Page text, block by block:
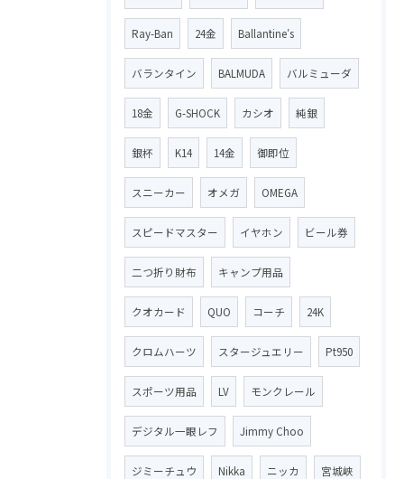
Ray-Ban 24金 Ballantine′s
バランタイン BALMUDA バルミューダ
18金 G-SHOCK カシオ 純銀
銀杯 K14 14金 御即位
スニーカー オメガ OMEGA
スピードマスター イヤホン ビール券
二つ折り財布 キャンプ用品
クオカード QUO コーチ 24K
クロムハーツ スタージュエリー Pt950
スポーツ用品 LV モンクレール
デジタル一眼レフ Jimmy Choo
ジミーチュウ Nikka ニッカ 宮城峡